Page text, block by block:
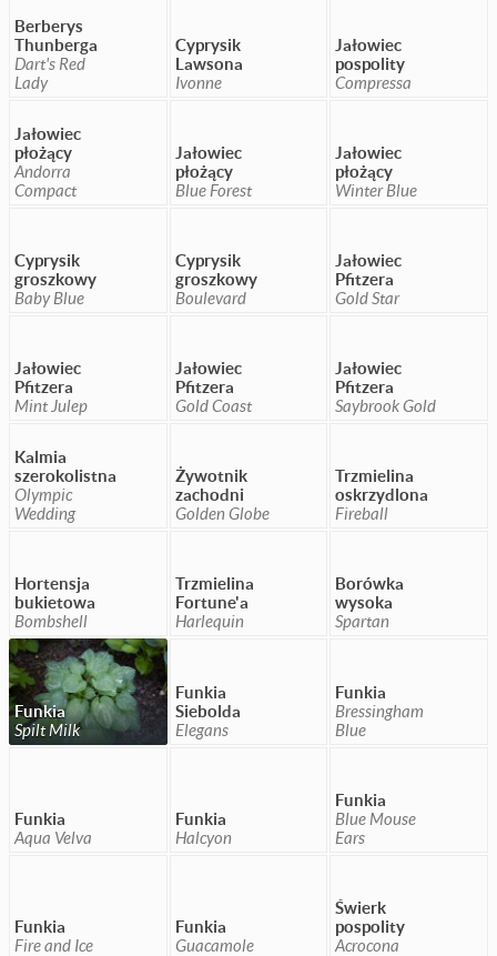
Berberys
Thunberga
Dart's Red
Lady
Cyprysik
Lawsona
Ivonne
Jałowiec
pospolity
Compressa
Jałowiec
płożący
Andorra
Compact
Jałowiec
płożący
Blue Forest
Jałowiec
płożący
Winter Blue
Cyprysik
groszkowy
Baby Blue
Cyprysik
groszkowy
Boulevard
Jałowiec
Pfitzera
Gold Star
Jałowiec
Pfitzera
Mint Julep
Jałowiec
Pfitzera
Gold Coast
Jałowiec
Pfitzera
Saybrook Gold
Kalmia
szerokolistna
Olympic
Wedding
Żywotnik
zachodni
Golden Globe
Trzmielina
oskrzydlona
Fireball
Hortensja
bukietowa
Bombshell
Trzmielina
Fortune'a
Harlequin
Borówka
wysoka
Spartan
Funkia
Spilt Milk
Funkia
Siebolda
Elegans
Funkia
Bressingham
Blue
Funkia
Aqua Velva
Funkia
Halcyon
Funkia
Blue Mouse
Ears
Funkia
Fire and Ice
Funkia
Guacamole
Świerk
pospolity
Acrocona